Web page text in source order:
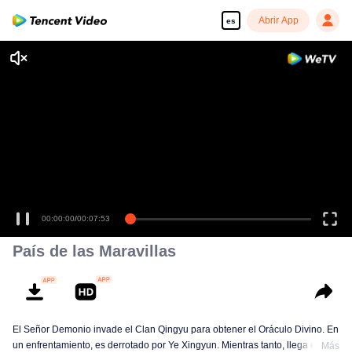
es Abrir App
00:00:00/00:07:53
País de las Maravillas
El Señor Demonio invade el Clan Qingyu para obtener el Oráculo Divino. En
un enfrentamiento, es derrotado por Ye Xingyun. Mientras tanto, llega el
Más